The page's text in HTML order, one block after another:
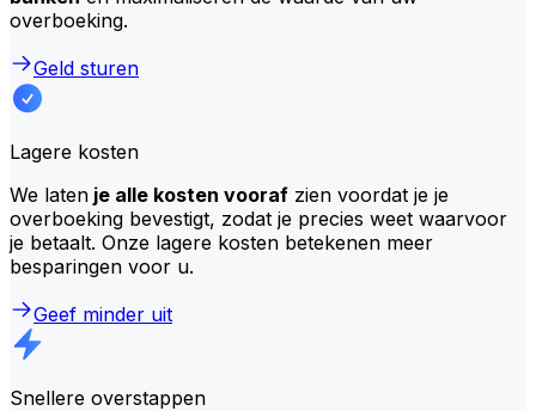
overboeking.
Geld sturen
Lagere kosten
We laten je alle kosten vooraf zien voordat je je
overboeking bevestigt, zodat je precies weet waarvoor
je betaalt. Onze lagere kosten betekenen meer
besparingen voor u.
Geef minder uit
Snellere overstappen